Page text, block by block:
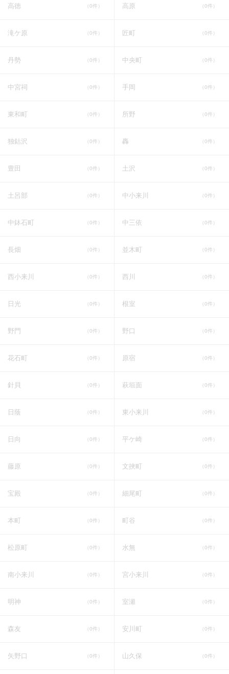
高徳 （0件） 高原 （0件）
滝ケ原 （0件） 匠町 （0件）
丹勢 （0件） 中央町 （0件）
中宮祠 （0件） 手岡 （0件）
東和町 （0件） 所野 （0件）
独鈷沢 （0件） 轟 （0件）
豊田 （0件） 土沢 （0件）
土呂部 （0件） 中小来川 （0件）
中鉢石町 （0件） 中三依 （0件）
長畑 （0件） 並木町 （0件）
西小来川 （0件） 西川 （0件）
日光 （0件） 根室 （0件）
野門 （0件） 野口 （0件）
花石町 （0件） 原宿 （0件）
針貝 （0件） 萩垣面 （0件）
日蔭 （0件） 東小来川 （0件）
日向 （0件） 平ケ崎 （0件）
藤原 （0件） 文挾町 （0件）
宝殿 （0件） 細尾町 （0件）
本町 （0件） 町谷 （0件）
松原町 （0件） 水無 （0件）
南小来川 （0件） 宮小来川 （0件）
明神 （0件） 室瀬 （0件）
森友 （0件） 安川町 （0件）
矢野口 （0件） 山久保 （0件）